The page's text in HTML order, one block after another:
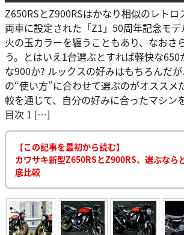
Z650RSとZ900RSはかなり相似のレトロ
両車に設定された「Z1」50周年記念モ
火の玉カラーを纏うこともあり、なおさ
う。とはいえ1台選ぶとすれば軽快な
な900か? ルックスの好みはもちろんだ
の“使い方”に合わせて選ぶのがオススメ
較を通じて、自分の好みに合ったマシン
目次 1 […]
【この記事を最初から読む】
カワサキ新型Z650RSとZ900RS、選ぶなら
底比較